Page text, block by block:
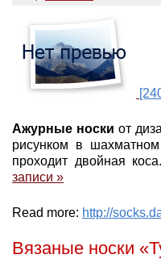
Ажурные носки от
рисунком в
проходит двойная
записи »
Read more: http://
Вязаные носки